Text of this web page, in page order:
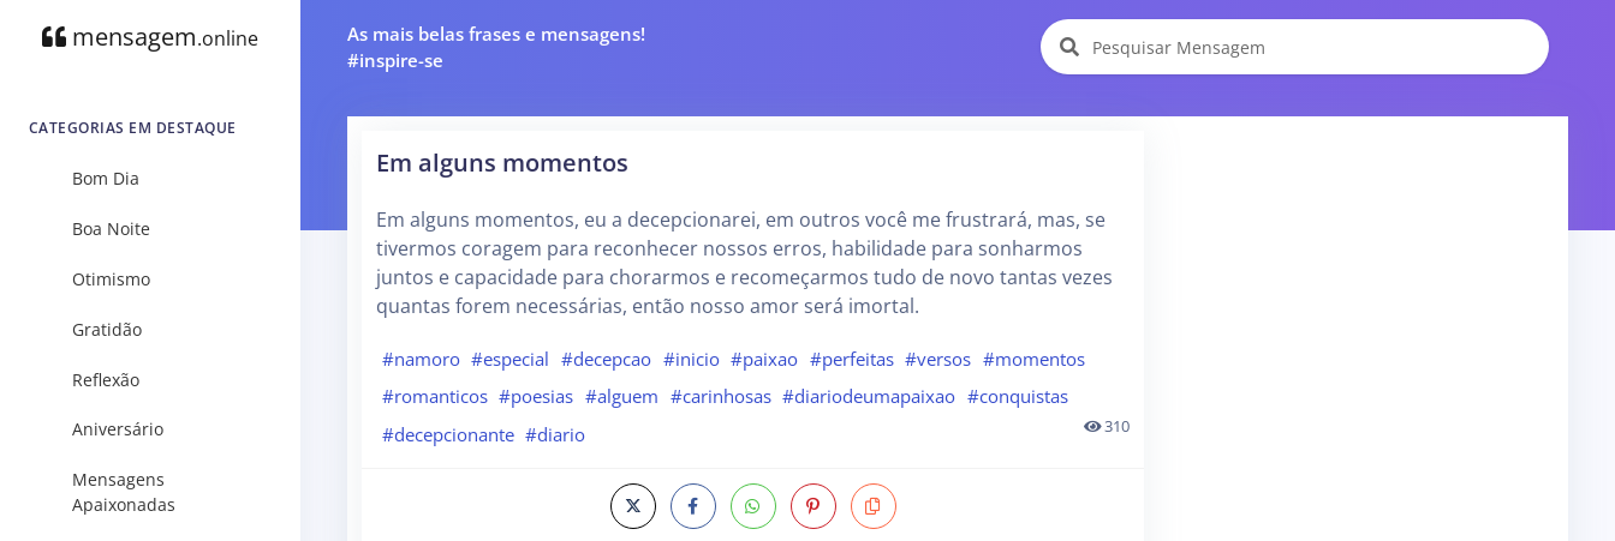
mensagem.online
CATEGORIAS EM DESTAQUE
Bom Dia
Boa Noite
Otimismo
Gratidão
Reflexão
Aniversário
Mensagens
Apaixonadas
As mais belas frases e mensagens!
#inspire-se
Em alguns momentos
Em alguns momentos, eu a decepcionarei, em outros você me frustrará, mas, se
tivermos coragem para reconhecer nossos erros, habilidade para sonharmos
juntos e capacidade para chorarmos e recomeçarmos tudo de novo tantas vezes
quantas forem necessárias, então nosso amor será imortal.
#namoro #especial #decepcao #inicio #paixao #perfeitas #versos #momentos
#romanticos #poesias #alguem #carinhosas #diariodeumapaixao #conquistas
#decepcionante #diario 310